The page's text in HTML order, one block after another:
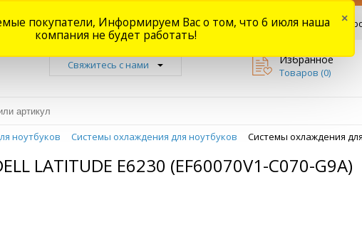
Ваш
Акции Доставка Оплата Наши магазины Форум Отзывы
Свяжитесь с нами Избранное
Товаров (0)
ноутбуков Системы охлаждения для ноутбуков Системы охлаждения
LATITUDE E6230 (EF60070V1-C070-G9A)
покупатели, Информируем Вас о том, что 6 июля наша
компания не будет работать!
×